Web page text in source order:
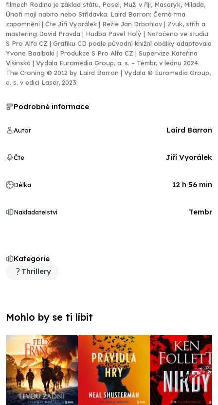
filmech Rodina je základ státu, Posel, Muži v říji, Masaryk, Milada,
Úhoři mají nabito nebo Střídavka. Laird Barron: Černá tma
zapomnění | Čte Jiří Vyorálek | Režie Jan Drbohlav | Zvuk, střih a
mastering David Pravda | Hudba Pavel Holý | Natočeno ve studiu
S Pro Alfa CZ | Grafiku CD podle původní knižní obálky adaptovala
Yvone Baalbaki | Produkce S Pro Alfa CZ | Supervize Kateřina
Višinská | Vydala Euromedia Group, a. s. – Témbr, v lednu 2024.
The Croning © 2012 by Laird Barron | Vydala © Euromedia Group,
a. s. v edici Laser, 2023.
Kategorie
Thrillery
Podrobné informace
Autor Laird Barron
Čte Jiří Vyorálek
Délka 12 h 56 min
Nakladatelství Tembr
Mohlo by se ti líbit